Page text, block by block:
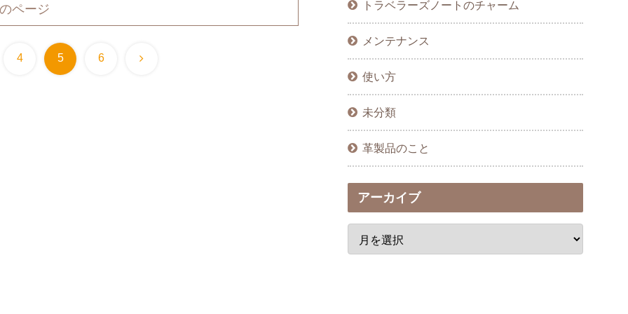
ページ
4 5 6 次
トラベラーズノートのチャーム
メンテナンス
使い方
未分類
革製品のこと
アーカイブ